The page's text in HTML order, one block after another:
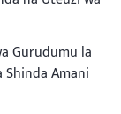
Gurudumu la
Shinda Amani